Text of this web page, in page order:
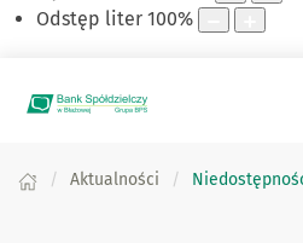
Odstęp liter 100%
Aktualności